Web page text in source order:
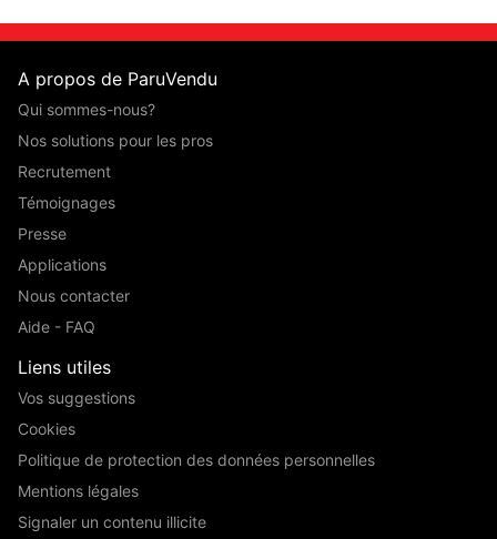
A propos de ParuVendu
Qui sommes-nous?
Nos solutions pour les pros
Recrutement
Témoignages
Presse
Applications
Nous contacter
Aide - FAQ
Liens utiles
Vos suggestions
Cookies
Politique de protection des données personnelles
Mentions légales
Signaler un contenu illicite